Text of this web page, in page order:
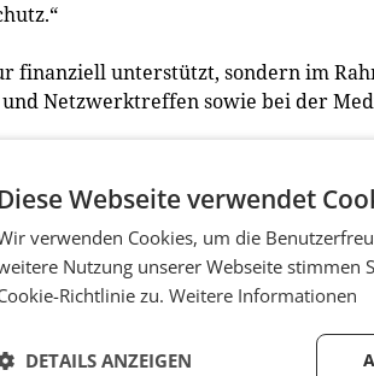
finanziell unterstützt, sondern im
Netzwerktreffen sowie bei der
Blühendes Österreich
um ein noch stärkeres
wollen etwas bewegen und
Billa Vorständin, hervor.
den Biodiversitätsfonds des
und Technologie gefördert.
Diese Webseite verwendet
verwenden Cookies, um die
Nutzung unserer Webseite stimmen
Richtlinie zu. Weitere Informationen
DETAILS ANZEIGEN